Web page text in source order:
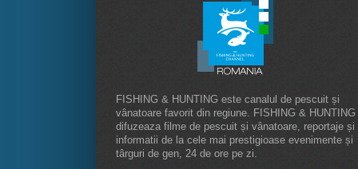
FISHING & HUNTING este canalul de pescuit și
vânatoare favorit din regiune. FISHING & HUNTING
difuzeaza filme de pescuit și vânatoare, reportaje și
informatii de la cele mai prestigioase evenimente și
târguri de gen, 24 de ore pe zi.